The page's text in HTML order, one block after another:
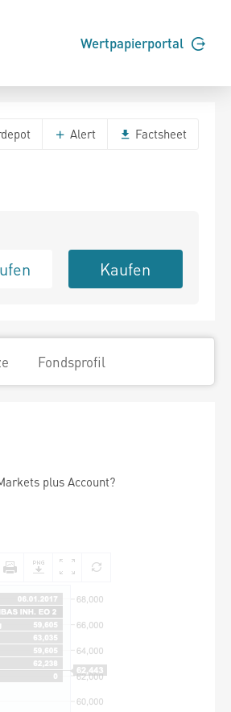
Wertpapierportal
Alert Factsheet
Kaufen
Fondsprofil
plus Account?